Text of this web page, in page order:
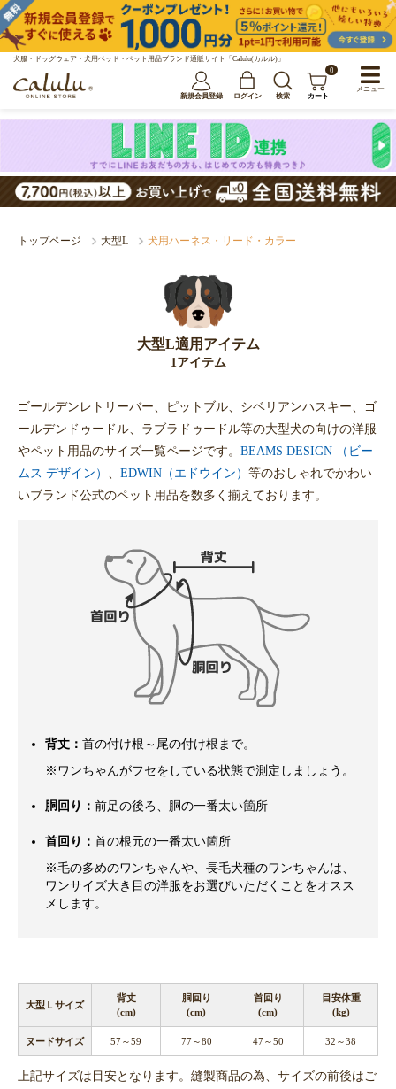
犬服・ドッグウェア・犬用ベッド・ペット用品ブランド通販サイト「Calulu(カルル)」
新規会員登録 ログイン 検索
0
カート
トップページ 大型L 犬用ハーネス・リード・カラー
大型L適用アイテム
1アイテム
ゴールデンレトリーバー、ピットブル、シベリアンハスキー、ゴ
ールデンドゥードル、ラブラドゥードル等の大型犬の向けの洋服
やペット用品のサイズ一覧ページです。 BEAMS DESIGN （ビー
ムス デザイン）
EDWIN（エドウイン） 等のおしゃれでかわい
いブランド公式のペット用品を数多く揃えております。
背丈： 首の付け根～尾の付け根まで。
※ワンちゃんがフセをしている状態で測定しましょう。
胴回り： 前足の後ろ、胴の一番太い箇所
首回り： 首の根元の一番太い箇所
※毛の多めのワンちゃんや、長毛犬種のワンちゃんは、
ワンサイズ大き目の洋服をお選びいただくことをオスス
メします。
大型Ｌサイズ
背丈
(cm)
胴回り
(cm)
首回り
(cm)
目安体重
(kg)
ヌードサイズ 57～59 77～80 47～50 32～38
上記サイズは目安となります。縫製商品の為、サイズの前後はご
メニュー